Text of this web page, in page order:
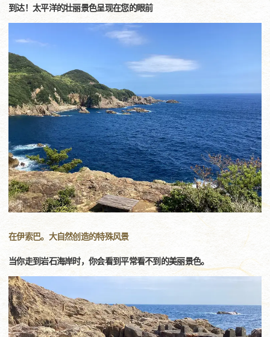
到达！太平洋的壮丽景色呈现在您的眼前
在伊索巴。大自然创造的特殊风景
当你走到岩石海岸时，你会看到平常看不到的美丽景色。